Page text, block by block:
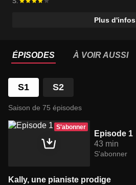
Plus d'infos
ÉPISODES À VOIR AUSSI
S1 S2
Saison de 75 épisodes
S'abonner
Episode 1
43 min
S'abonner
Kally, une pianiste prodige